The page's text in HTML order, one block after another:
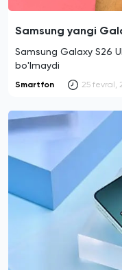
Samsung yangi
Samsung Galaxy S26
bo'lmaydi
Smartfon 25 fevral,